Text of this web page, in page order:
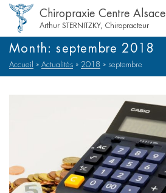
Chiropraxie Centre Alsace
Arthur STERNITZKY, Chiropracteur
Month: septembre 2018
Accueil » Actualités » 2018 » septembre